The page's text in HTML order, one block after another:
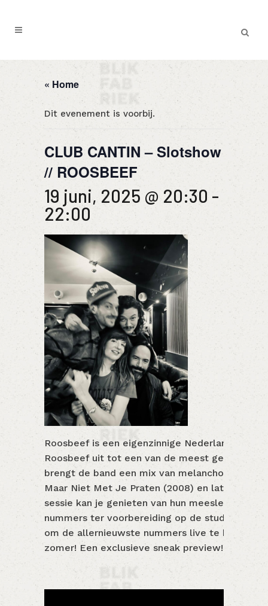
« Home
Dit evenement is voorbij.
CLUB CANTIN – Slotshow
// ROOSBEEF
19 juni, 2025 @ 20:30 -
22:00
Roosbeef is een eigenzinnige
Roosbeef uit tot een van de meest geliefde
brengt de band een mix van melancholie en
Maar Niet Met Je Praten (2008) en latere
sessie kan je genieten van hun meeslepende
nummers ter voorbereiding op de studio-
om de allernieuwste nummers live te horen
zomer! Een exclusieve sneak preview!